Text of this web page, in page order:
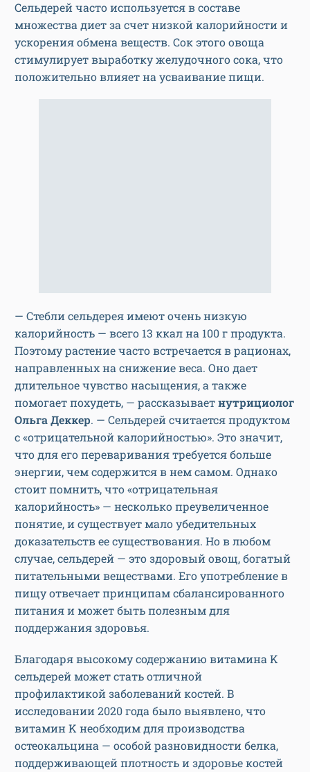
Сельдерей часто используется в составе
множества диет за счет низкой калорийности и
ускорения обмена веществ. Сок этого овоща
стимулирует выработку желудочного сока, что
положительно влияет на усваивание пищи.
— Стебли сельдерея имеют очень низкую
калорийность — всего 13 ккал на 100 г продукта.
Поэтому растение часто встречается в рационах,
направленных на снижение веса. Оно дает
длительное чувство насыщения, а также
помогает похудеть, — рассказываетнутрициолог
Ольга Деккер. — Сельдерей считается продуктом
с «отрицательной калорийностью». Это значит,
что для его переваривания требуется больше
энергии, чем содержится в нем самом. Однако
стоит помнить, что «отрицательная
калорийность» — несколько преувеличенное
понятие, и существует мало убедительных
доказательств ее существования. Но в любом
случае, сельдерей — это здоровый овощ, богатый
питательными веществами. Его употребление в
пищу отвечает принципам сбалансированного
питания и может быть полезным для
поддержания здоровья.
Благодаря высокому содержанию витамина K
сельдерей может стать отличной
профилактикой заболеваний костей. В
исследовании 2020 года было выявлено, что
витамин K необходим для производства
остеокальцина — особой разновидности белка,
поддерживающей плотность и здоровье костей